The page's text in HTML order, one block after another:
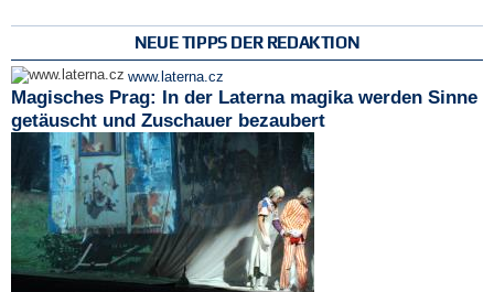
NEUE TIPPS DER REDAKTION
www.laterna.cz
Magisches Prag: In der Laterna magika werden Sinne
getäuscht und Zuschauer bezaubert